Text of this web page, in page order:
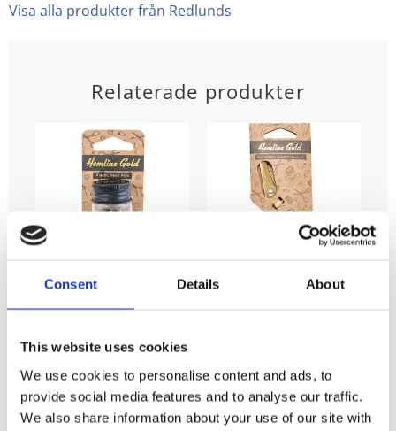
Consent Details About
This website uses cookies
We use cookies to personalise content and ads, to
provide social media features and to analyse our traffic.
We also share information about your use of our site with
Visa alla produkter från Redlunds
Relaterade produkter
Knappnålar med
svart
glasburk, 60 st,
Stl.0,58 mm x 38
mm
60 st Knappnålar
tillverkade av
Brodersax,
12,5cm
Brodersax med
guldfärgat blad i
borstat rostfritt